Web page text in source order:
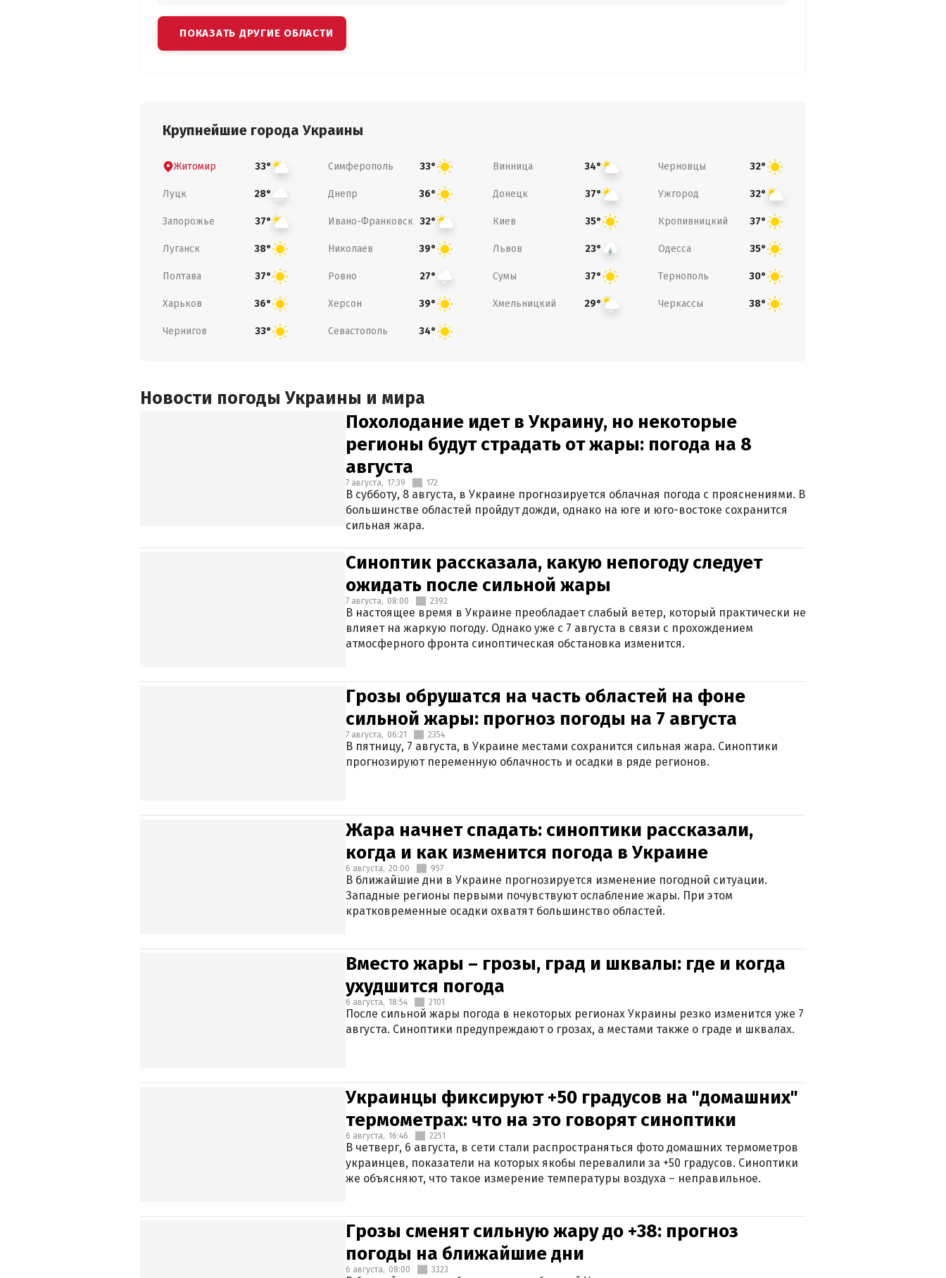
ПОКАЗАТЬ ДРУГИЕ ОБЛАСТИ
Крупнейшие города Украины
Житомир 33° Симферополь 33° Винница 34° Черновцы 32°
Луцк 28° Днепр 36° Донецк 37° Ужгород 32°
Запорожье 37° Ивано-Франковск 32° Киев 35° Кропивницкий 37°
Луганск 38° Николаев 39° Львов 23° Одесса 35°
Полтава 37° Ровно 27° Сумы 37° Тернополь 30°
Харьков 36° Херсон 39° Хмельницкий 29° Черкассы 38°
Чернигов 33° Севастополь 34°
Новости погоды Украины и мира
Похолодание идет в Украину, но некоторые
регионы будут страдать от жары: погода на 8
августа
7 августа, 17:39 172
В субботу, 8 августа, в Украине прогнозируется облачная погода с прояснениями. В
большинстве областей пройдут дожди, однако на юге и юго-востоке сохранится
сильная жара.
Синоптик рассказала, какую непогоду следует
ожидать после сильной жары
7 августа, 08:00 2392
В настоящее время в Украине преобладает слабый ветер, который практически не
влияет на жаркую погоду. Однако уже с 7 августа в связи с прохождением
атмосферного фронта синоптическая обстановка изменится.
Грозы обрушатся на часть областей на фоне
сильной жары: прогноз погоды на 7 августа
7 августа, 06:21 2354
В пятницу, 7 августа, в Украине местами сохранится сильная жара. Синоптики
прогнозируют переменную облачность и осадки в ряде регионов.
Жара начнет спадать: синоптики рассказали,
когда и как изменится погода в Украине
6 августа, 20:00 957
В ближайшие дни в Украине прогнозируется изменение погодной ситуации.
Западные регионы первыми почувствуют ослабление жары. При этом
кратковременные осадки охватят большинство областей.
Вместо жары – грозы, град и шквалы: где и когда
ухудшится погода
6 августа, 18:54 2101
После сильной жары погода в некоторых регионах Украины резко изменится уже 7
августа. Синоптики предупреждают о грозах, а местами также о граде и шквалах.
Украинцы фиксируют +50 градусов на "домашних"
термометрах: что на это говорят синоптики
6 августа, 16:46 2251
В четверг, 6 августа, в сети стали распространяться фото домашних термометров
украинцев, показатели на которых якобы перевалили за +50 градусов. Синоптики
же объясняют, что такое измерение температуры воздуха – неправильное.
Грозы сменят сильную жару до +38: прогноз
погоды на ближайшие дни
6 августа, 08:00 3323